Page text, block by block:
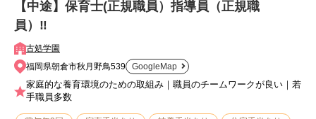
【中途】保育士(正規職員）指導員（正規職
員）‼
古処学園
福岡県朝倉市秋月野鳥539
GoogleMap
家庭的な養育環境のための取組み｜職員のチームワークが良い｜若
手職員多数